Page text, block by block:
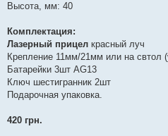
Высота, мм: 40
Комплектация:
Лазерный прицел красный луч
Крепление 11мм/21мм или на свтол
Батарейки 3шт AG13
Ключ шестигранник 2шт
Подарочная упаковка.
420 грн.